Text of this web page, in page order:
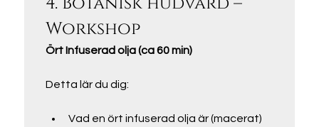
Workshop
Ört Infuserad olja (ca 60 min)
Detta lär du dig:
Vad en ört infuserad olja är (macerat)